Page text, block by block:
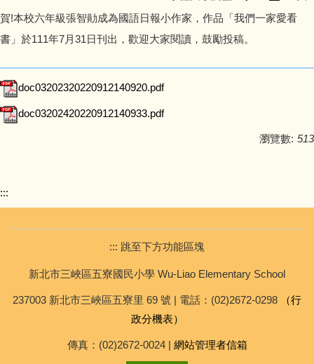
獎助學金
賀!本校六年級張智勛成為國語日報小作家，作品「我們一家愛看
書」於111年7月31日刊出，歡迎大家閱讀，鼓勵投稿。
doc03202320220912140920.pdf
doc03202420220912140933.pdf
瀏覽數: 513
:::
::: 跳至下方功能區塊
新北市三峽區五寮國民小學 Wu-Liao Elementary School
237003 新北市三峽區五寮里 69 號 | 電話：(02)2672-0298
（行
政分機表）
傳真：(02)2672-0024 | 網站管理者信箱